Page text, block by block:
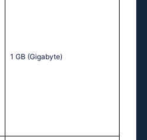
1 GB (Gigabyte)